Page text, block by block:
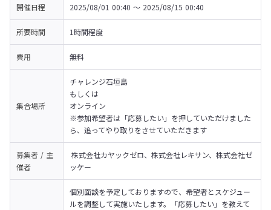
開催日程 2025/08/01 00:40 〜 2025/08/15 00:40
所要時間 1時間程度
費用 無料
集合場所
チャレンジ石垣島
もしくは
オンライン
※参加希望者は「応募したい」を押していただけました
ら、追ってやり取りをさせていただきます
募集者 / 主
催者
ッケー
個別面談を予定しておりますので、希望者とスケジュー
ルを調整して実施いたします。「応募したい」を教えて